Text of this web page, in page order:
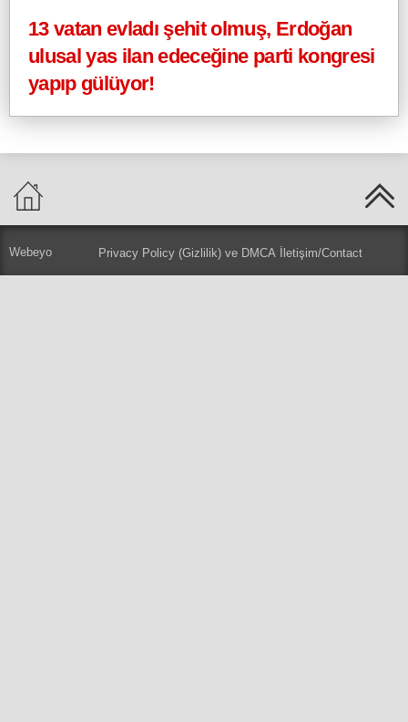
13 vatan evladı şehit olmuş, Erdoğan
ulusal yas ilan edeceğine parti kongresi
yapıp gülüyor!
Webeyo Privacy Policy (Gizlilik) ve DMCA İletişim/Contact